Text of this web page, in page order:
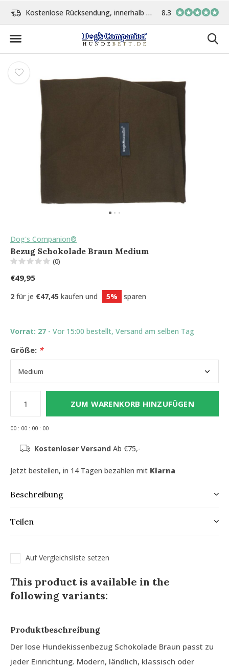
Vor 15:00 Uhr bestellt, am gleichen Tag versand In eigener
8.3
Dog's Companion®
Bezug Schokolade Braun Medium
(0)
€49,95
2 für je €47,45 kaufen und 5% sparen
Vorrat: 27 - Vor 15:00 bestellt, Versand am selben Tag
Größe: *
ZUM WARENKORB HINZUFÜGEN
00 : 00 : 00 : 00
Kostenloser Versand Ab €75,-
Jetzt bestellen, in 14 Tagen bezahlen mit Klarna
Beschreibung
Teilen
Auf Vergleichsliste setzen
This product is available in the
following variants:
Produktbeschreibung
Der lose Hundekissenbezug Schokolade Braun passt zu
jeder Einrichtung. Modern, ländlich, klassisch oder